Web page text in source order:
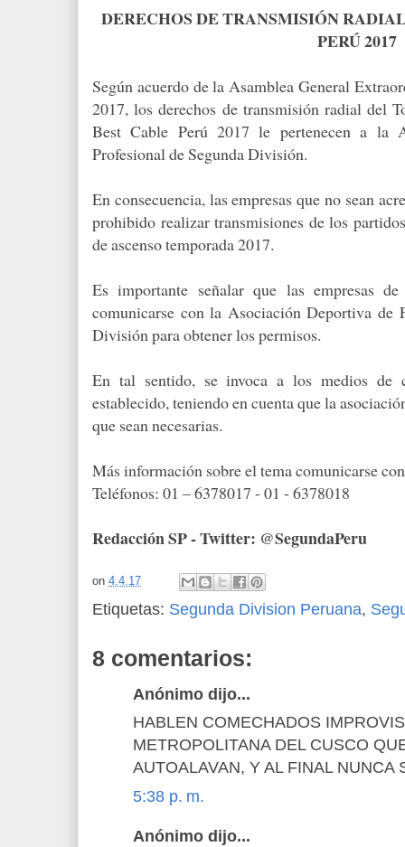
DERECHOS DE TRANSMISIÓN
PERÚ 2017
Según acuerdo de la Asamblea General
2017, los derechos de transmisión radial del
Best Cable Perú 2017 le pertenecen a la
Profesional de Segunda División.
En consecuencia, las empresas que no sean
prohibido realizar transmisiones de los
de ascenso temporada 2017.
Es importante señalar que las empresas
comunicarse con la Asociación Deportiva de
División para obtener los permisos.
En tal sentido, se invoca a los medios de
establecido, teniendo en cuenta que la
que sean necesarias.
Más información sobre el tema comunicarse
Teléfonos: 01 – 6378017 - 01 - 6378018
Redacción SP - Twitter: @SegundaPeru
on 4.4.17
Etiquetas: Segunda Division Peruana,
8 comentarios:
Anónimo dijo...
HABLEN COMECHADOS
METROPOLITANA DEL CUSCO
AUTOALAVAN, Y AL FINAL NUNCA
5:38 p. m.
Anónimo dijo...